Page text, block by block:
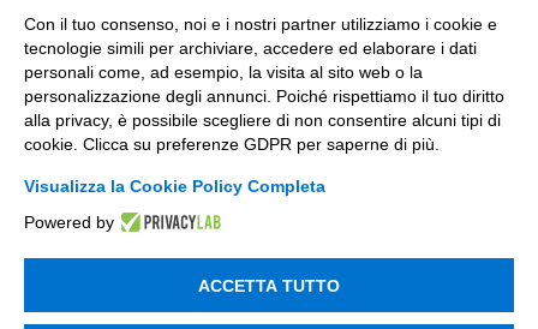
Contacts
info@tinextainnovationhub.com
Sede Legale: Corso Mazzini, 11 42015 Correggio (RE)
Con il tuo consenso, noi e i nostri partner utilizziamo i cookie e
tecnologie simili per archiviare, accedere ed elaborare i dati
personali come, ad esempio, la visita al sito web o la
personalizzazione degli annunci. Poiché rispettiamo il tuo diritto
alla privacy, è possibile scegliere di non consentire alcuni tipi di
cookie. Clicca su preferenze GDPR per saperne di più.
Visualizza la Cookie Policy Completa
Powered by
ACCETTA TUTTO